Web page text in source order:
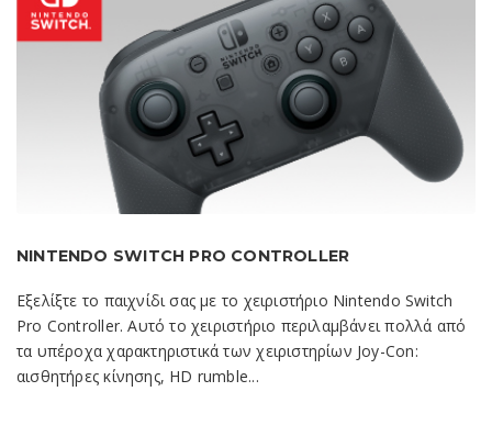
NINTENDO SWITCH PRO CONTROLLER
Εξελίξτε το παιχνίδι σας με το χειριστήριο Nintendo Switch
Pro Controller. Αυτό το χειριστήριο περιλαμβάνει πολλά από
τα υπέροχα χαρακτηριστικά των χειριστηρίων Joy-Con:
αισθητήρες κίνησης, HD rumble...